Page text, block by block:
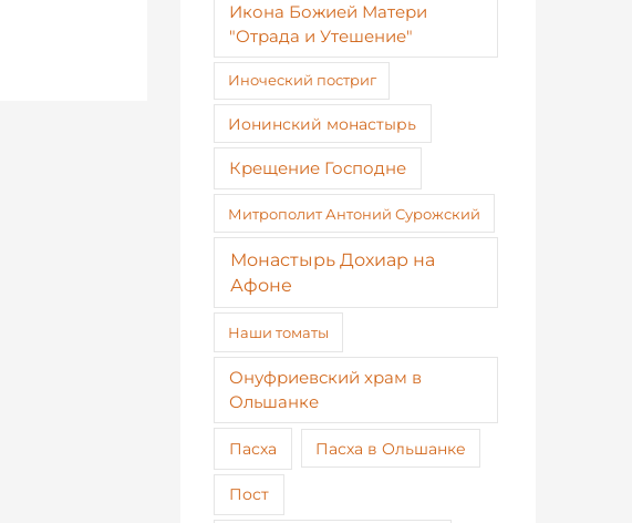
Икона Божией Матери
"Отрада и Утешение"
Иноческий постриг
Ионинский монастырь
Крещение Господне
Митрополит Антоний Сурожский
Монастырь Дохиар на
Афоне
Наши томаты
Онуфриевский храм в
Ольшанке
Пасха Пасха в Ольшанке
Пост